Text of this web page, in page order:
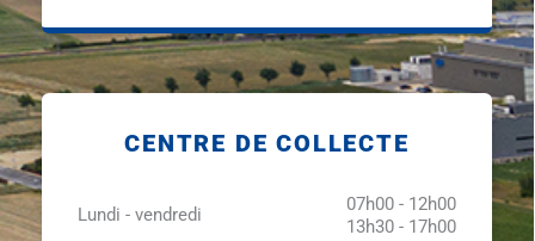
CENTRE DE COLLECTE
Lundi - vendredi
07h00 - 12h00
13h30 - 17h00